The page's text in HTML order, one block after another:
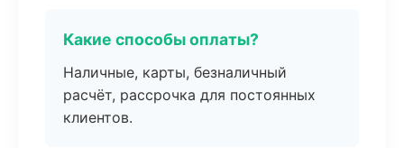
Какие способы оплаты?
Наличные, карты, безналичный
расчёт, рассрочка для постоянных
клиентов.